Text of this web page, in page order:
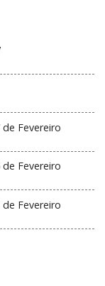
Fevereiro
Fevereiro
Fevereiro